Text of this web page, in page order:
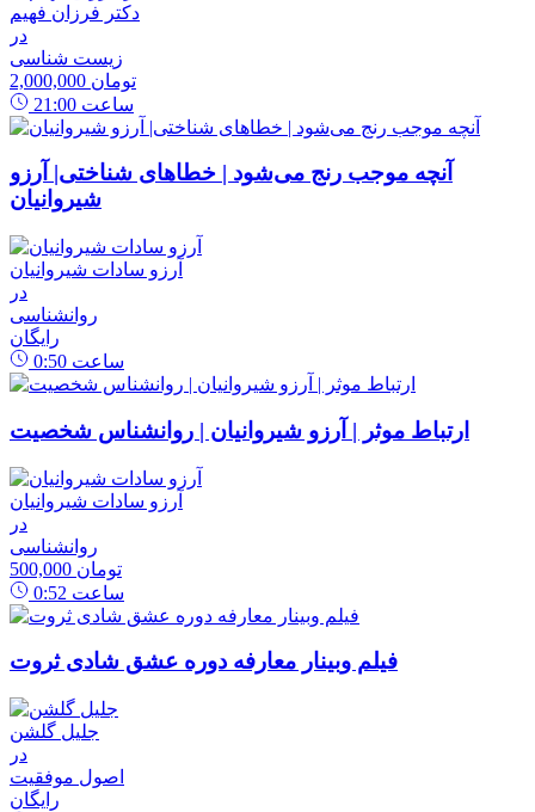
دکتر فرزان فهیم
در
زیست شناسی
2,000,000 تومان
21:00 ساعت
آنچه موجب رنج می‌شود | خطاهای شناختی| آرزو
شیروانیان
آرزو سادات شیروانیان
در
روانشناسی
رایگان
0:50 ساعت
ارتباط موثر | آرزو شیروانیان | روانشناس شخصیت
آرزو سادات شیروانیان
در
روانشناسی
500,000 تومان
0:52 ساعت
فیلم وبینار معارفه دوره عشق شادی ثروت
جلیل گلشن
در
اصول موفقیت
رایگان